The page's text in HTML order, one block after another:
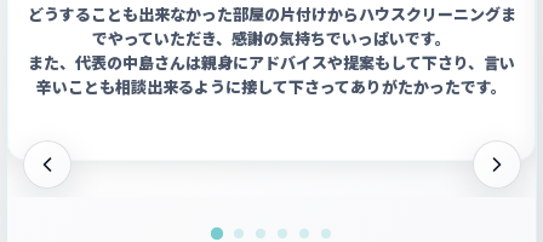
どうすることも出来なかった部屋の片付けからハウスクリーニングま
でやっていただき、感謝の気持ちでいっぱいです。
また、代表の中島さんは親身にアドバイスや提案もして下さり、言い
辛いことも相談出来るように接して下さってありがたかったです。